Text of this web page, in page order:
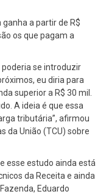
a partir de R$
os que pagam a
poderia se introduzir
eu diria para
superior a R$ 30 mil.
A ideia é que essa
tributária”, afirmou
da União (TCU) sobre
esse estudo ainda está
da Receita e ainda
Eduardo